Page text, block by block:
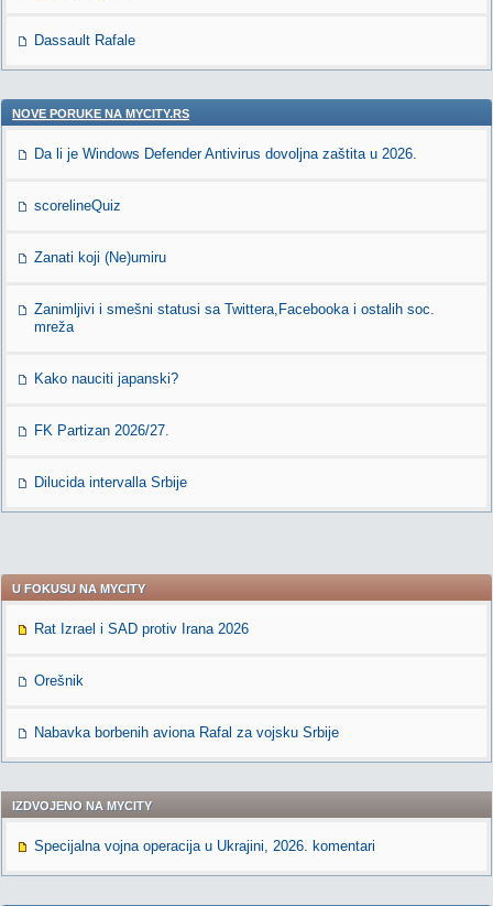
Dassault Rafale
NOVE PORUKE NA MYCITY.RS
Da li je Windows Defender Antivirus dovoljna zaštita u 2026.
scorelineQuiz
Zanati koji (Ne)umiru
Zanimljivi i smešni statusi sa Twittera,Facebooka i ostalih soc.
mreža
Kako nauciti japanski?
FK Partizan 2026/27.
Dilucida intervalla Srbije
U FOKUSU NA MYCITY
Rat Izrael i SAD protiv Irana 2026
Orešnik
Nabavka borbenih aviona Rafal za vojsku Srbije
IZDVOJENO NA MYCITY
Specijalna vojna operacija u Ukrajini, 2026. komentari